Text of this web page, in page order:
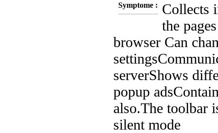
Symptome :
Collects
the
browser Can
settings
serverShows
popup ads
also.The toolbar
silent mode